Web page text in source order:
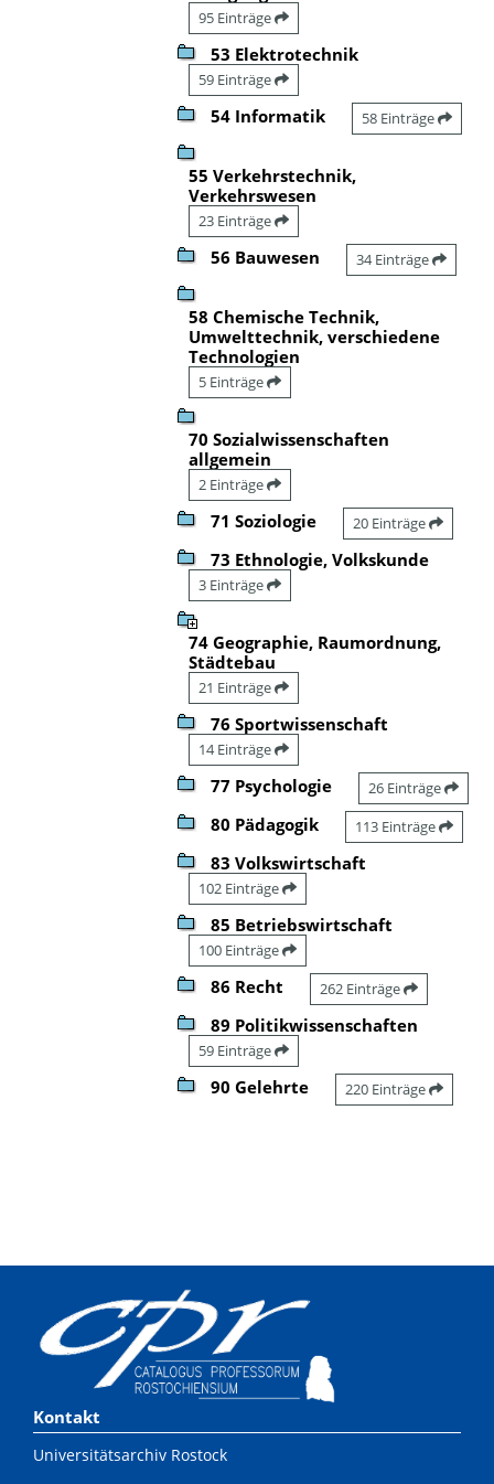
95 Einträge
53 Elektrotechnik
59 Einträge
54 Informatik 58 Einträge
55 Verkehrstechnik,
Verkehrswesen
23 Einträge
56 Bauwesen 34 Einträge
58 Chemische Technik,
Umwelttechnik, verschiedene
Technologien
5 Einträge
70 Sozialwissenschaften
allgemein
2 Einträge
71 Soziologie 20 Einträge
73 Ethnologie, Volkskunde
3 Einträge
74 Geographie, Raumordnung,
Städtebau
21 Einträge
76 Sportwissenschaft
14 Einträge
77 Psychologie 26 Einträge
80 Pädagogik 113 Einträge
83 Volkswirtschaft
102 Einträge
85 Betriebswirtschaft
100 Einträge
86 Recht 262 Einträge
89 Politikwissenschaften
59 Einträge
90 Gelehrte 220 Einträge
Kontakt
Universitätsarchiv Rostock